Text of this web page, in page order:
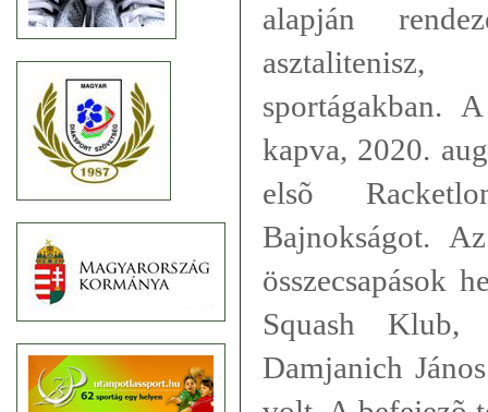
alapján
sportágakban.
kapva, 2020.
elsõ
Bajnokságot.
összecsapások
Squash
Damjanich